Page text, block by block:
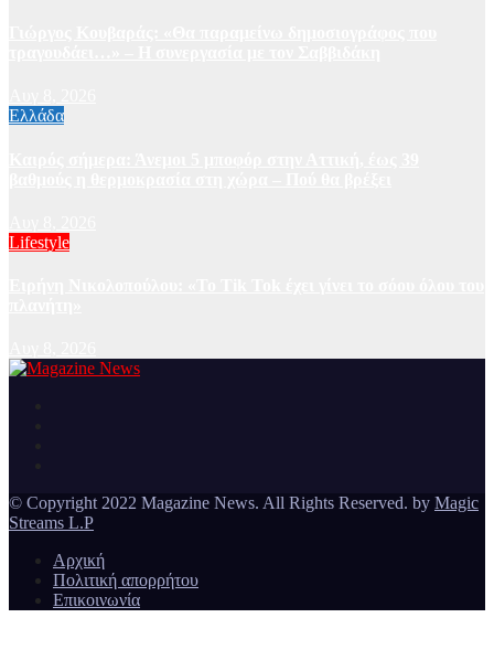
Ελλάδα
Lifestyle
© Copyright 2022 Magazine News. All Rights Reserved. by Magic
Streams L.P
Αρχική
Πολιτική απορρήτου
Επικοινωνία